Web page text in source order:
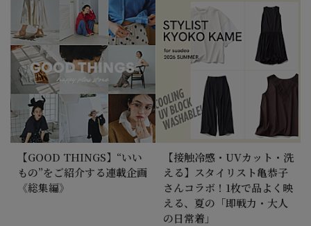
【GOOD THINGS】“いい
もの”をご紹介する連載企画
《総集編》
【接触冷感・UVカット・洗
える】スタイリスト亀恭子
さんコラボ！1枚で品よく映
える、夏の「即戦力・大人
の日常着」